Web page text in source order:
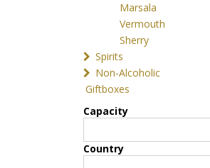
Marsala
Vermouth
Sherry
Spirits
Non-Alcoholic
Giftboxes
Capacity
Country